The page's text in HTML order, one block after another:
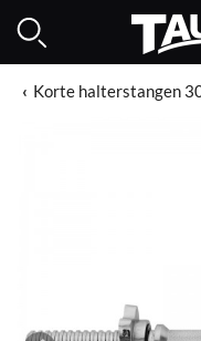
Korte halterstangen